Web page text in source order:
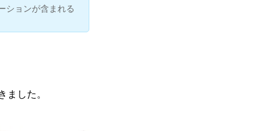
ションが含まれる
ました。